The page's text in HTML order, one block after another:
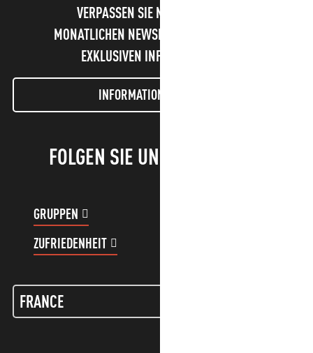
VERPASSEN SIE NICHT UNSEREN
MONATLICHEN NEWSLETTER UND UNSERE
EXKLUSIVEN INFORMATIONEN!
INFORMATIONEN LETTER
FOLGEN SIE UNS!
GRUPPEN
ZUFRIEDENHEIT